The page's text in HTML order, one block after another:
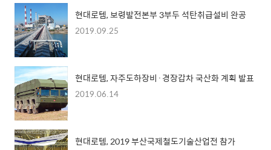
현대로템, 보령발전본부 3부두 석탄취급설비 완공
2019.09.25
현대로템, 자주도하장비·경장갑차 국산화 계획 발표
2019.06.14
현대로템, 2019 부산국제철도기술산업전 참가